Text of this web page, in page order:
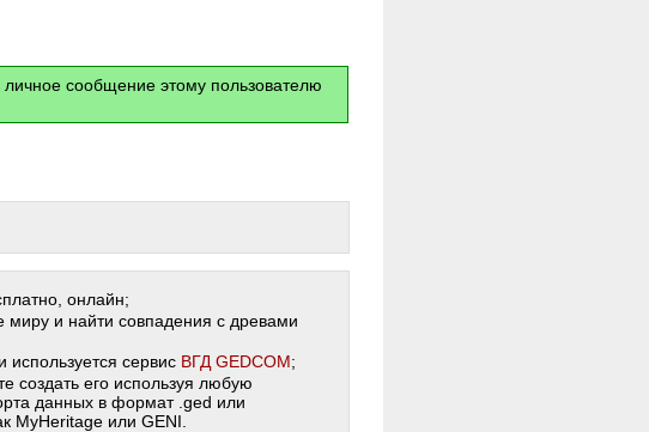
личное сообщение этому пользователю
онлайн;
миру и найти совпадения с древами
сервис ВГД GEDCOM;
создать его используя любую
данных в формат .ged или
MyHeritage или GENI.